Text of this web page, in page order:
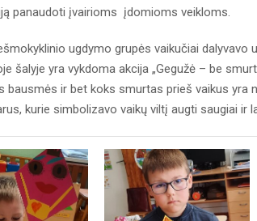
panaudoti įvairioms įdomioms veikloms.
ugdymo grupės vaikučiai dalyvavo
šalyje yra vykdoma akcija „Gegužė – be
ir bet koks smurtas prieš vaikus yra
kurie simbolizavo vaikų viltį augti saugiai ir